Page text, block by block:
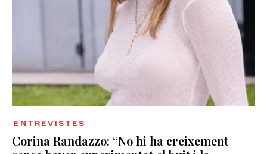
ENTREVISTES
Corina Randazzo: “No hi ha creixement